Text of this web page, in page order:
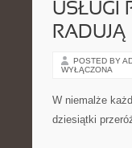
USŁUGI
RADUJĄ
POSTED BY
WYŁĄCZONA
W niemalże
dziesiątki